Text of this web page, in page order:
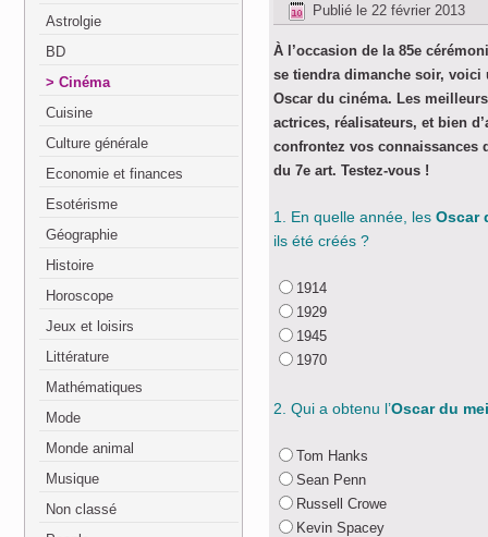
Astrolgie
BD
Cinéma
Cuisine
Culture générale
Economie et finances
Esotérisme
Géographie
Histoire
Horoscope
Jeux et loisirs
Littérature
Mathématiques
Mode
Monde animal
Musique
Non classé
Publié le 22 février 2013
À l’occasion de la 85e
se tiendra dimanche soir, voici
Oscar du cinéma. Les
actrices, réalisateurs, et bien
confrontez vos connaissances
du 7e art. Testez-vous !
1. En quelle année, les Oscar
ils été créés ?
1914
1929
1945
1970
2. Qui a obtenu l’Oscar du
Tom Hanks
Sean Penn
Russell Crowe
Kevin Spacey